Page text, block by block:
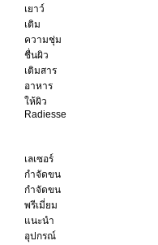
เยาว์
เติม
ความชุ่ม
ชื่นผิว
เติมสาร
อาหาร
ให้ผิว
Radiesse
เลเซอร์
กำจัดขน
กำจัดขน
พรีเมี่ยม
แนะนำ
อุปกรณ์